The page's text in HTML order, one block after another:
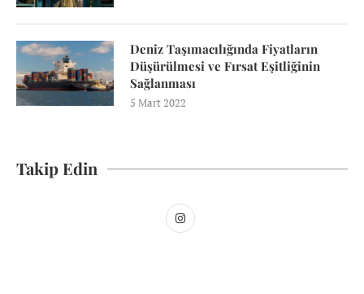
Deniz Taşımacılığında Fiyatların
Düşürülmesi ve Fırsat Eşitliğinin
Sağlanması
5 Mart 2022
Takip Edin